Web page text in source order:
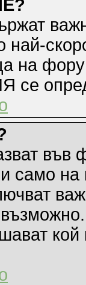
най-
на
във
на
е